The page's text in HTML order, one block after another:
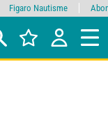
Figaro Nautisme